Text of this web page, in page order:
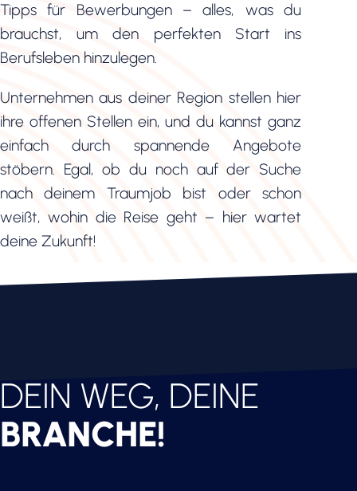
Tipps für Bewerbungen – alles, was du
brauchst, um den perfekten Start ins
Berufsleben hinzulegen.
Unternehmen aus deiner Region stellen hier
ihre offenen Stellen ein, und du kannst ganz
einfach durch spannende Angebote
stöbern. Egal, ob du noch auf der Suche
nach deinem Traumjob bist oder schon
weißt, wohin die Reise geht – hier wartet
deine Zukunft!
DEIN WEG, DEINE
BRANCHE!